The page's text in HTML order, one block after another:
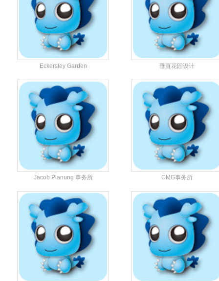
Eckersley Garden 垂直花园设计
Jacob Planung 事务所 CMG事务所